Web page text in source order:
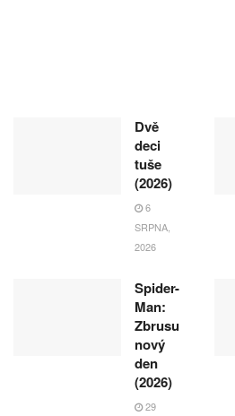
Dvě
deci
tuše
(2026)
6
SRPNA,
2026
Spider-
Man:
Zbrusu
nový
den
(2026)
29